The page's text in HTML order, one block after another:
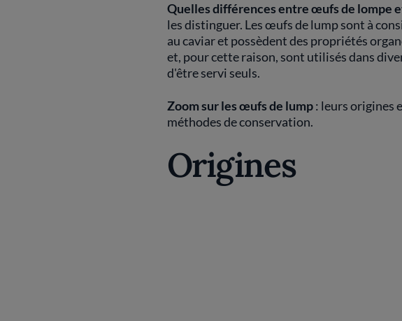
Quelles différences entre œufs de lompe
les distinguer. Les œufs de lump sont à
au caviar et possèdent des propriétés
et, pour cette raison, sont utilisés dans
d'être servi seuls.
Zoom sur les œufs de lump: leurs origines
méthodes de conservation.
Origines